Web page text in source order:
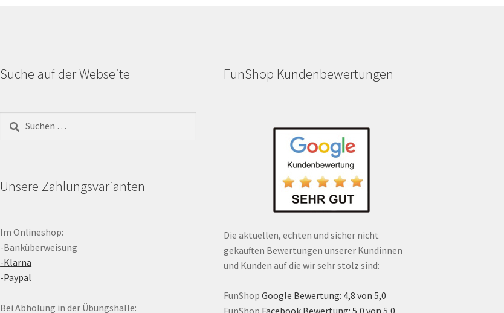
Suche auf der Webseite
nach:
Unsere Zahlungsvarianten
Im Onlineshop:
-Banküberweisung
-Klarna
-Paypal
Bei Abholung in der Übungshalle:
FunShop Kundenbewertungen
Die aktuellen, echten und sicher nicht
gekauften Bewertungen unserer Kundinnen
und Kunden auf die wir sehr stolz sind:
FunShop Google Bewertung: 4,8 von 5,0
FunShop Facebook Bewertung: 5,0 von 5,0